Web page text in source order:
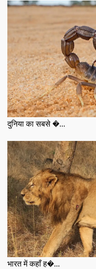
दुनिया का सबसे �...
भारत में कहाँ ह�...